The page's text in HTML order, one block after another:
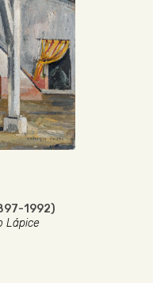
1992)
Lápice